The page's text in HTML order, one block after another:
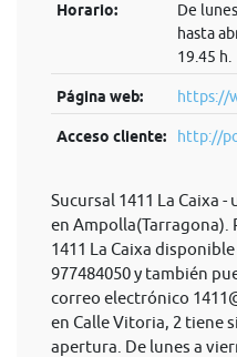
Horario:
De
hasta
19.45 h.
Página web: https://
Acceso cliente: http://
Sucursal 1411 La Caixa
en Ampolla(Tarragona).
1411 La Caixa
977484050 y también
correo electrónico
en Calle Vitoria, 2 tiene
apertura. De lunes a